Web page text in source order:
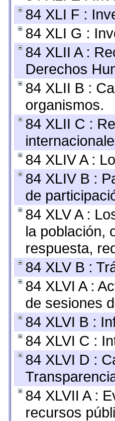
84 XLI F :
84 XLI G :
84 XLII A :
Derechos
84 XLII B :
organismos.
84 XLII C :
84 XLIV A :
84 XLIV B :
de
84 XLV A :
la población,
respuesta,
84 XLV B :
84 XLVI A :
de sesiones
84 XLVI B :
84 XLVI C :
84 XLVI D :
84 XLVII A :
recursos